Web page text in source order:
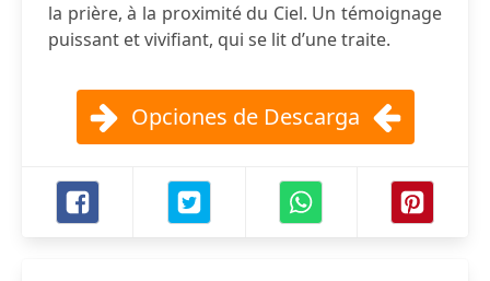
la prière, à la proximité du Ciel. Un témoignage
puissant et vivifiant, qui se lit d’une traite.
Opciones de Descarga